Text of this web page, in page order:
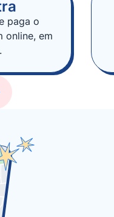
paga o
online, em